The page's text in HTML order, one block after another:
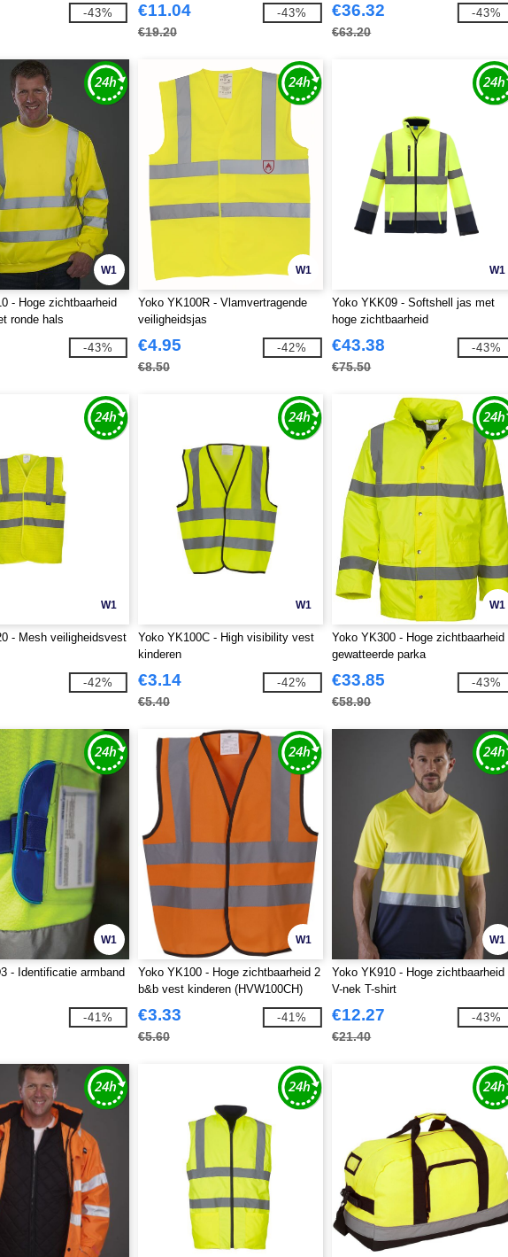
-43% €11.04
€19.20
-43% €36.32
€63.20
-43%
W1
- Hoge zichtbaarheid
ronde hals
-43%
W1
Yoko YK100R - Vlamvertragende
veiligheidsjas
€4.95
€8.50
-42%
W1
Yoko YKK09 - Softshell jas met
hoge zichtbaarheid
€43.38
€75.50
-43%
W1
- Mesh veiligheidsvest
-42%
W1
Yoko YK100C - High visibility vest
kinderen
€3.14
€5.40
-42%
W1
Yoko YK300 - Hoge zichtbaarheid
gewatteerde parka
€33.85
€58.90
-43%
W1
- Identificatie armband
-41%
W1
Yoko YK100 - Hoge zichtbaarheid 2
b&b vest kinderen (HVW100CH)
€3.33
€5.60
-41%
W1
Yoko YK910 - Hoge zichtbaarheid
V-nek T-shirt
€12.27
€21.40
-43%